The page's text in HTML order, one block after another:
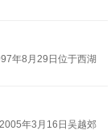
年8月29日位于西湖
年3月16日吴越郊